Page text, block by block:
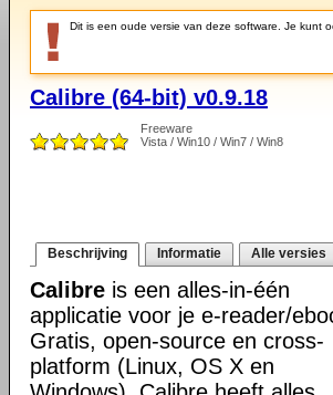
Dit is een oude versie van deze software. Je kunt
Calibre (64-bit) v0.9.18
Freeware
Vista / Win10 / Win7 / Win8
Beschrijving Informatie Alle versies
Calibre is een alles-in-één
applicatie voor je e-reader/
Gratis, open-source en cross-
platform (Linux, OS X en